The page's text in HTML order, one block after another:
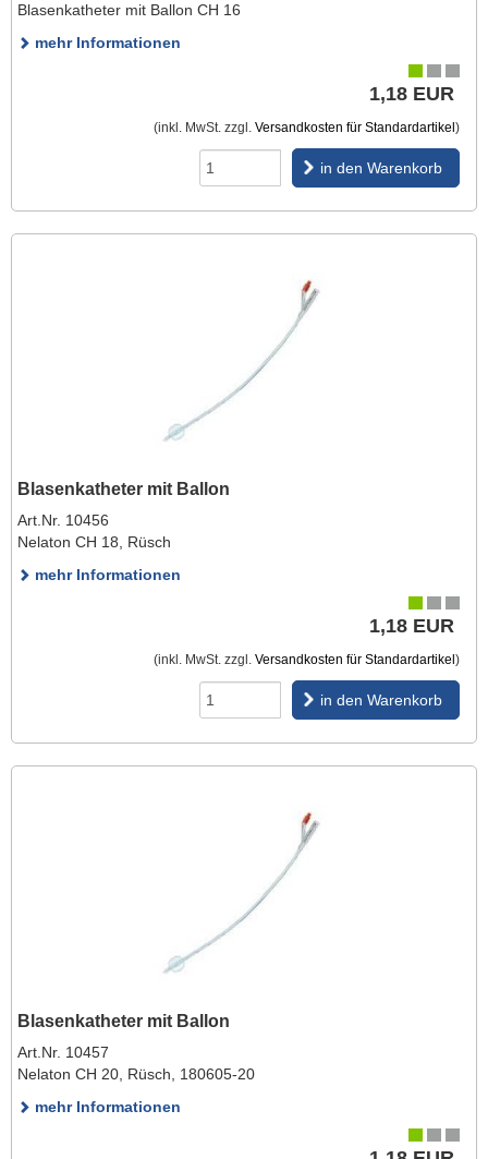
Blasenkatheter mit Ballon CH 16
mehr Informationen
1,18 EUR
(inkl. MwSt. zzgl. Versandkosten für Standardartikel )
in den Warenkorb
Blasenkatheter mit Ballon
Art.Nr. 10456
Nelaton CH 18, Rüsch
mehr Informationen
1,18 EUR
(inkl. MwSt. zzgl. Versandkosten für Standardartikel )
in den Warenkorb
Blasenkatheter mit Ballon
Art.Nr. 10457
Nelaton CH 20, Rüsch, 180605-20
mehr Informationen